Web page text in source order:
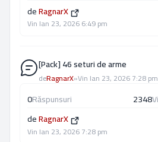
deRagnarX
Vin Ian 23, 2026 6:49 pm
[Pack] 46 seturi de arme
deRagnarX»Vin Ian 23, 2026 7:28 pm
0Răspunsuri 2348
deRagnarX
Vin Ian 23, 2026 7:28 pm